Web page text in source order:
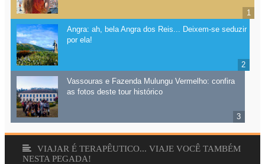
Angra: ah, bela Angra dos Reis... Deixem-se seduzir
por ela!
Vassouras e Fazenda Mulungu Vermelho: confira
as fotos deste tour histórico
VIAJAR É TERAPÊUTICO... VIAJE VOCÊ TAMBÉM
NESTA PEGADA!